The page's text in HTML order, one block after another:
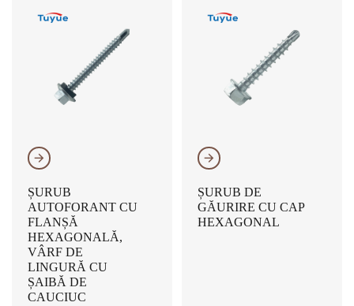
𐃔
ȘURUB
AUTOFORANT CU
FLANȘĂ
HEXAGONALĂ,
VÂRF DE
LINGURĂ CU
ȘAIBĂ DE
CAUCIUC
𐃔
ȘURUB DE
GĂURIRE CU CAP
HEXAGONAL